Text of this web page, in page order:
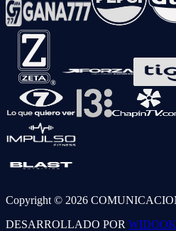
Copyright © 2026
DESARROLLADO POR WIDOOK